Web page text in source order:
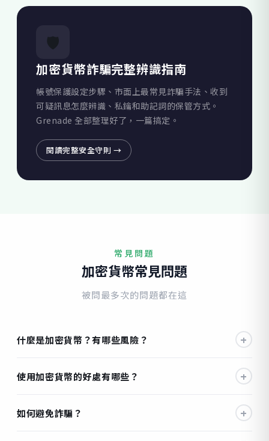
🛡️
加密貨幣詐騙完整辨識指南
帳號保護設定步驟、市面上最常見詐騙手法、收到
可疑訊息怎麼辨識、私鑰和助記詞的保管方式。
Grenade 全部整理好了，一篇搞定。
閱讀完整安全守則 →
常見問題
加密貨幣常見問題
被問最多次的問題都在這
什麼是加密貨幣？有哪些風險？ +
使用加密貨幣的好處有哪些？ +
如何避免詐騙？ +